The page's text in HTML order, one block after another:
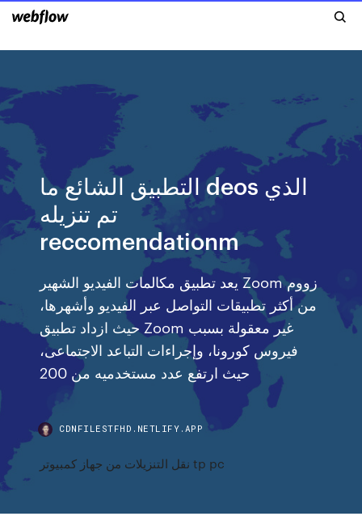
التطبيق الشائع ما deos الذي
تم تنزيله
reccomendationm
يعد تطبيق مكالمات الفيديو الشهير Zoom زووم
من أكثر تطبيقات التواصل عبر الفيديو وأشهرها،
حيث ازداد تطبيق Zoom غير معقولة بسبب
فيروس كورونا، وإجراءات التباعد الاجتماعى،
حيث ارتفع عدد مستخدميه من 200
CDNFILESTFHD.NETLIFY.APP
نقل التنزيلات من جهاز كمبيوتر tp pc